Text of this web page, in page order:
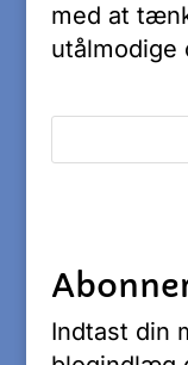
med at
utålmodige
Indtast din